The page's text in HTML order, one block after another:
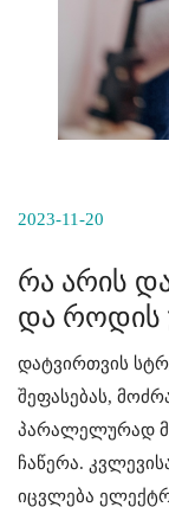
2023-11-20
რა არის
და როდის
დატვირთვის
შეფასებას,
პარალელურად
ჩაწერა.
იცვლება